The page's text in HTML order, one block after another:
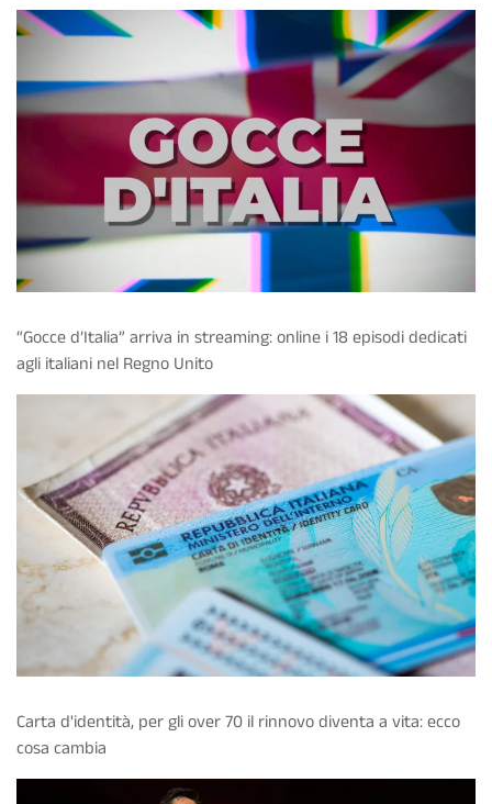
“Gocce d’Italia” arriva in streaming: online i 18 episodi dedicati
agli italiani nel Regno Unito
Carta d'identità, per gli over 70 il rinnovo diventa a vita: ecco
cosa cambia